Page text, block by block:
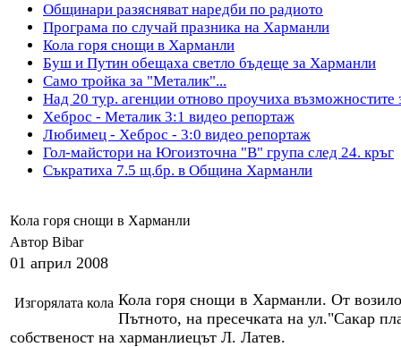
Общинари разясняват наредби по радиото
Програма по случай празника на Харманли
Кола горя снощи в Харманли
Буш и Путин обещаха светло бъдеще за Харманли
Само тройка за "Металик"...
Над 20 тур. агенции отново проучиха
Хеброс - Металик 3:1 видео репортаж
Любимец - Хеброс - 3:0 видео репортаж
Гол-майстори на Югоизточна "В" група след 24. кръг
Съкратиха 7.5 щ.бр. в Община Харманли
Кола горя снощи в Харманли
Автор Bibar
01 април 2008
Изгорялата кола Кола горя снощи в Харманли. От
Пътното, на пресечката на ул."Сакар
собственост на харманлиецът Л. Латев.